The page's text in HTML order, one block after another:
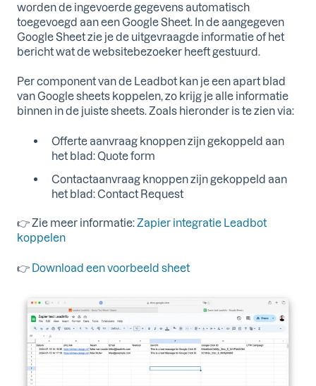
worden de ingevoerde gegevens automatisch
toegevoegd aan een Google Sheet. In de aangegeven
Google Sheet zie je de uitgevraagde informatie of het
bericht wat de websitebezoeker heeft gestuurd.
Per component van de Leadbot kan je een apart blad
van Google sheets koppelen, zo krijg je alle informatie
binnen in de juiste sheets. Zoals hieronder is te zien via:
Offerte aanvraag knoppen zijn gekoppeld aan
het blad: Quote form
Contactaanvraag knoppen zijn gekoppeld aan
het blad: Contact Request
👉 Zie meer informatie:Zapier integratie Leadbot
koppelen
👉 Download een voorbeeld sheet